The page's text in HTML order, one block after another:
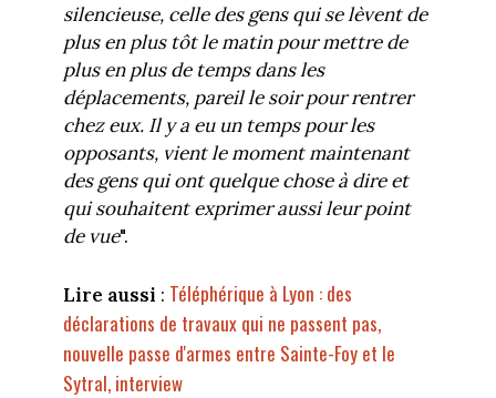
silencieuse, celle des gens qui se lèvent de
plus en plus tôt le matin pour mettre de
plus en plus de temps dans les
déplacements, pareil le soir pour rentrer
chez eux. Il y a eu un temps pour les
opposants, vient le moment maintenant
des gens qui ont quelque chose à dire et
qui souhaitent exprimer aussi leur point
de vue".
Lire aussi : Téléphérique à Lyon : des
déclarations de travaux qui ne passent pas,
nouvelle passe d'armes entre Sainte-Foy et le
Sytral, interview